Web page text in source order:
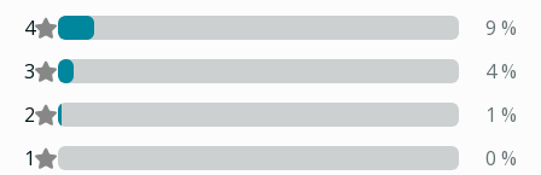
4
9 %
3
4%
2
1 %
1
0 %